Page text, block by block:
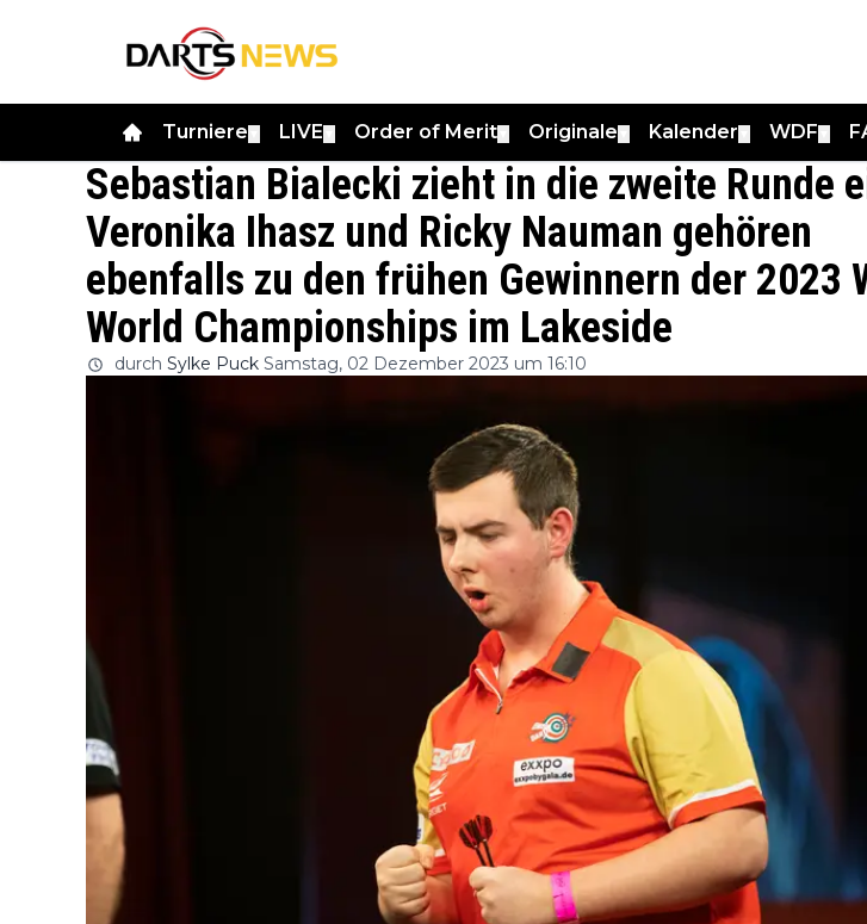
Turniere LIVE Order of Merit Originale Kalender WDF
Sebastian Bialecki zieht in die zweite Runde
Veronika Ihasz und Ricky Nauman gehören
ebenfalls zu den frühen Gewinnern der 2023
World Championships im Lakeside
durch Sylke Puck Samstag, 02 Dezember 2023 um 16:10